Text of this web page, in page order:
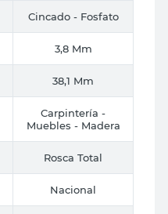
Cincado - Fosfato
3,8 Mm
38,1 Mm
Carpintería -
Muebles - Madera
Rosca Total
Nacional